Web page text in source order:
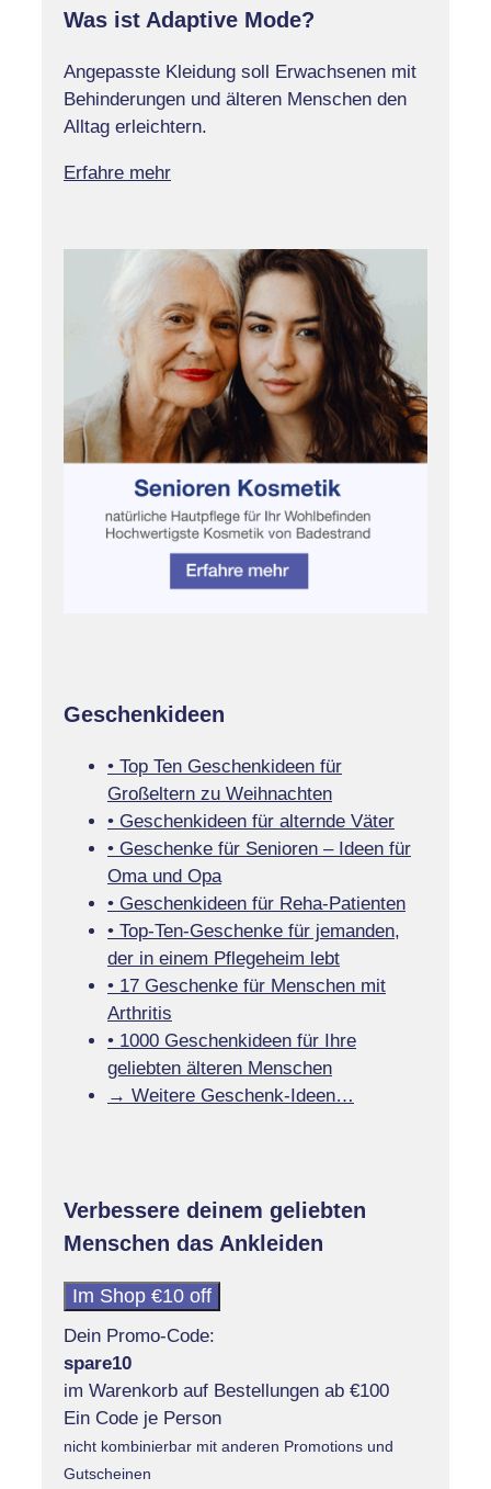
Was ist Adaptive Mode?
Angepasste Kleidung soll Erwachsenen mit
Behinderungen und älteren Menschen den
Alltag erleichtern.
Erfahre mehr
Geschenkideen
• Top Ten Geschenkideen für
Großeltern zu Weihnachten
• Geschenkideen für alternde Väter
• Geschenke für Senioren – Ideen für
Oma und Opa
• Geschenkideen für Reha-Patienten
• Top-Ten-Geschenke für jemanden,
der in einem Pflegeheim lebt
• 17 Geschenke für Menschen mit
Arthritis
• 1000 Geschenkideen für Ihre
geliebten älteren Menschen
→ Weitere Geschenk-Ideen…
Verbessere deinem geliebten
Menschen das Ankleiden
Im Shop €10 off
Dein Promo-Code:
spare10
im Warenkorb auf Bestellungen ab €100
Ein Code je Person
nicht kombinierbar mit anderen Promotions und
Gutscheinen